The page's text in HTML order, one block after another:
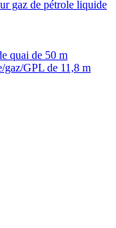
gaz de pétrole liquide
quai de 50 m
gaz/GPL de 11,8 m